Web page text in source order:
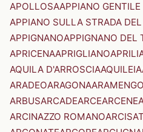
APOLLOSAAPPIANO GENTILE
APPIANO SULLA STRADA
APPIGNANOAPPIGNANO DEL
APRICENAAPRIGLIANO
AQUILA D'ARROSCIAAQUILEIA
ARADEOARAGONAARAMENGO
ARBUSARCADEARCEARCENE
ARCINAZZO ROMANO